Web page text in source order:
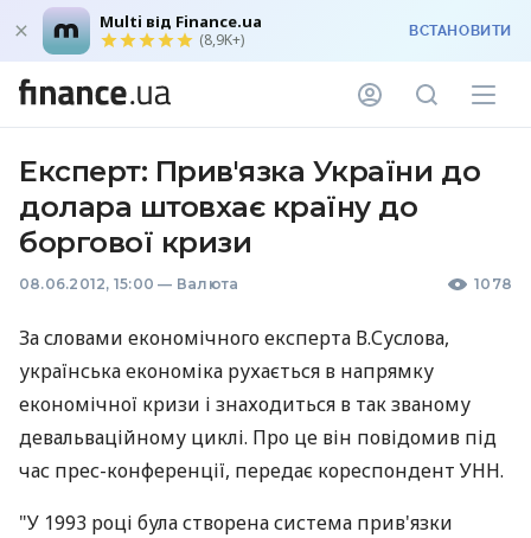
Multi від Finance.ua
(8,9K+) ВСТАНОВИТИ
Експерт: Прив'язка України до
долара штовхає країну до
боргової кризи
08.06.2012, 15:00 — Валюта 1078
За словами економічного експерта В.Суслова,
українська економіка рухається в напрямку
економічної кризи і знаходиться в так званому
девальваційному циклі. Про це він повідомив під
час прес-конференції, передає кореспондент УНН.
"У 1993 році була створена система прив'язки